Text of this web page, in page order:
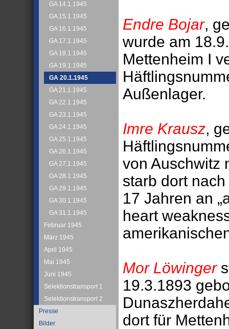
GA 14.1.1945
GA 15.1.1945
GA 16.1.1945
GA 17.1.1945
GA 18.1.1945
GA 19.1.1945
GA 20.1.1945
GA 21.1.1945
GA 22.1.1945
GA 23.1.1945
GA 24.1.1945
GA 25.1.1945
GA 26.1.1945
GA 27.1.1945
GA 28.1.1945
GA 29.1.1945
GA 30.1.1945
GA 31.1.1945
Februar 1945
März 1945
April 1945
Mai 1945
Juni 1945
Selektionstransport 1
Selektionstransport 2
Presse
Bilder
Endre Bojar,
wurde am
Mettenheim I
Außenlager.
Imre Krausz,
von Auschwitz
starb dort
17 Jahren an
heart
Mor Löwinger
19.3.1893
dort für